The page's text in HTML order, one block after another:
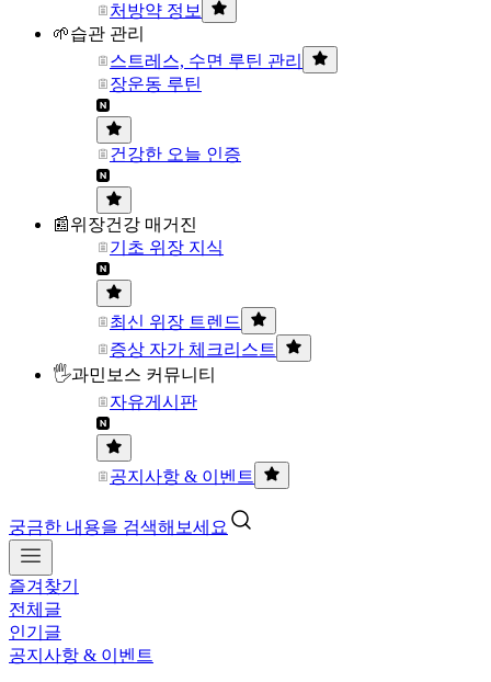
처방약 정보
🌱습관 관리
스트레스, 수면 루틴 관리
장운동 루틴
건강한 오늘 인증
📰위장건강 매거진
기초 위장 지식
최신 위장 트렌드
증상 자가 체크리스트
🖐과민보스 커뮤니티
자유게시판
공지사항 & 이벤트
궁금한 내용을 검색해보세요
즐겨찾기
전체글
인기글
공지사항 & 이벤트